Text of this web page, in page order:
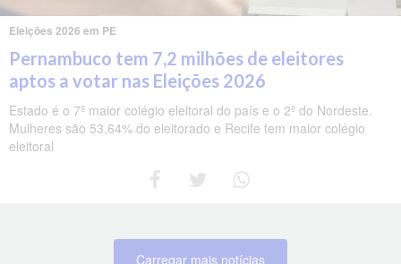
Eleições 2026 em PE
Pernambuco tem 7,2 milhões de eleitores
aptos a votar nas Eleições 2026
Estado é o 7º maior colégio eleitoral do país e o 2º do Nordeste.
Mulheres são 53,64% do eleitorado e Recife tem maior colégio
eleitoral
Carregar mais notícias